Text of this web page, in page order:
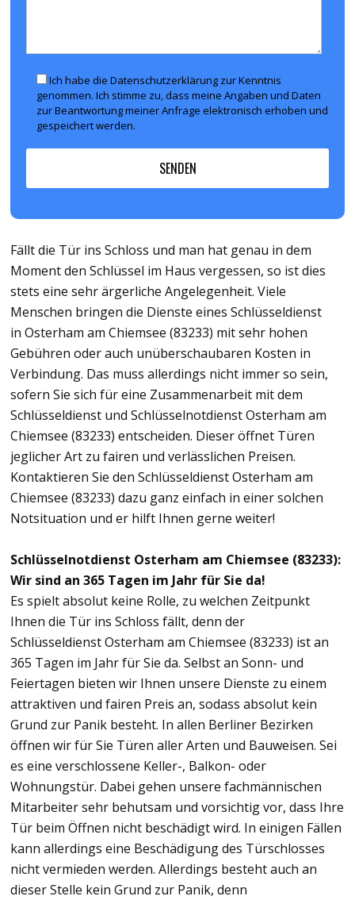
Ich habe die Datenschutzerklärung zur Kenntnis
genommen. Ich stimme zu, dass meine Angaben und Daten
zur Beantwortung meiner Anfrage elektronisch erhoben und
gespeichert werden.
Fällt die Tür ins Schloss und man hat genau in dem
Moment den Schlüssel im Haus vergessen, so ist dies
stets eine sehr ärgerliche Angelegenheit. Viele
Menschen bringen die Dienste eines Schlüsseldienst
in Osterham am Chiemsee (83233) mit sehr hohen
Gebühren oder auch unüberschaubaren Kosten in
Verbindung. Das muss allerdings nicht immer so sein,
sofern Sie sich für eine Zusammenarbeit mit dem
Schlüsseldienst und Schlüsselnotdienst Osterham am
Chiemsee (83233) entscheiden. Dieser öffnet Türen
jeglicher Art zu fairen und verlässlichen Preisen.
Kontaktieren Sie den Schlüsseldienst Osterham am
Chiemsee (83233) dazu ganz einfach in einer solchen
Notsituation und er hilft Ihnen gerne weiter!
Schlüsselnotdienst Osterham am Chiemsee (83233):
Wir sind an 365 Tagen im Jahr für Sie da!
Es spielt absolut keine Rolle, zu welchen Zeitpunkt
Ihnen die Tür ins Schloss fällt, denn der
Schlüsseldienst Osterham am Chiemsee (83233) ist an
365 Tagen im Jahr für Sie da. Selbst an Sonn- und
Feiertagen bieten wir Ihnen unsere Dienste zu einem
attraktiven und fairen Preis an, sodass absolut kein
Grund zur Panik besteht. In allen Berliner Bezirken
öffnen wir für Sie Türen aller Arten und Bauweisen. Sei
es eine verschlossene Keller-, Balkon- oder
Wohnungstür. Dabei gehen unsere fachmännischen
Mitarbeiter sehr behutsam und vorsichtig vor, dass Ihre
Tür beim Öffnen nicht beschädigt wird. In einigen Fällen
kann allerdings eine Beschädigung des Türschlosses
nicht vermieden werden. Allerdings besteht auch an
dieser Stelle kein Grund zur Panik, denn